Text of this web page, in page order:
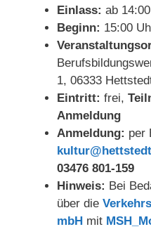
Einlass: ab
Beginn: 15:00
1, 06333
Eintritt: frei,
Anmeldung
Anmeldung: per
03476 801-159
Hinweis: Bei
über die
mbH mit